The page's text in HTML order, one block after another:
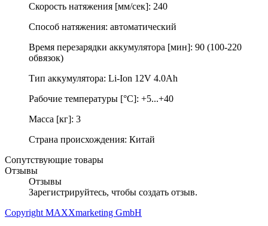
Скорость натяжения [мм/сек]: 240
Способ натяжения: автоматический
Время перезарядки аккумулятора [мин]: 90 (100-220
обвязок)
Тип аккумулятора: Li-Ion 12V 4.0Ah
Рабочие температуры [°С]: +5...+40
Масса [кг]: 3
Страна происхождения: Китай
Сопутствующие товары
Отзывы
Отзывы
Зарегистрируйтесь, чтобы создать отзыв.
Copyright MAXXmarketing GmbH